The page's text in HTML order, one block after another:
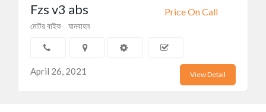
Price On Call
Fzs v3 abs
মোটর বাইক যানবাহন
April 26, 2021 View Detail